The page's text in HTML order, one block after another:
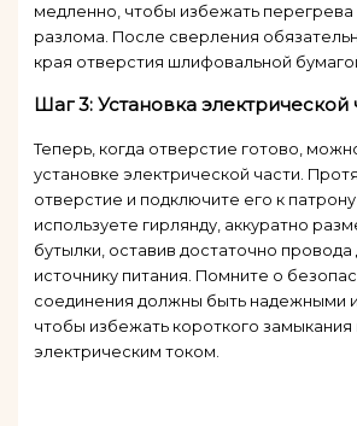
медленно, чтобы избежать
разлома. После сверления
края отверстия шлифовальной
Шаг 3: Установка электрической
Теперь, когда отверстие готово,
установке электрической части.
отверстие и подключите его к
используете гирлянду, аккуратно
бутылки, оставив достаточно
источнику питания. Помните о
соединения должны быть надежными
чтобы избежать короткого
электрическим током.